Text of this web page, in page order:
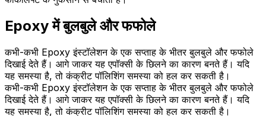
Epoxy में बुलबुले और फफोले
कभी-कभी Epoxy इंस्टॉलेशन के एक सप्ताह के भीतर बुलबुले और फफोले
दिखाई देते हैं। आगे जाकर यह एपॉक्सी के छिलने का कारण बनते हैं। यदि
यह समस्या है, तो कंक्रीट पॉलिशिंग समस्या को हल कर सकती है।
कभी-कभी Epoxy इंस्टॉलेशन के एक सप्ताह के भीतर बुलबुले और फफोले
दिखाई देते हैं। आगे जाकर यह एपॉक्सी के छिलने का कारण बनते हैं। यदि
यह समस्या है, तो कंक्रीट पॉलिशिंग समस्या को हल कर सकती है।